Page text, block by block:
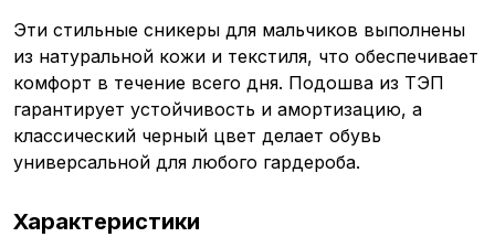
Эти стильные сникеры для мальчиков выполнены
из натуральной кожи и текстиля, что обеспечивает
комфорт в течение всего дня. Подошва из ТЭП
гарантирует устойчивость и амортизацию, а
классический черный цвет делает обувь
универсальной для любого гардероба.
Характеристики